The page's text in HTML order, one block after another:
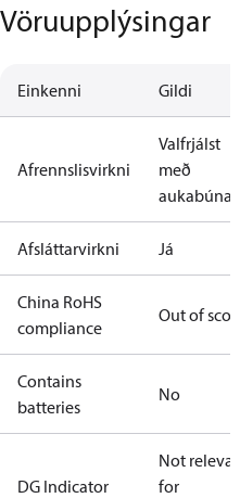
Vöruupplýsingar
Einkenni Gildi
Afrennslisvirkni
Valfrjálst
með
aukabúnaði
Afsláttarvirkni Já
China RoHS
compliance
Out of scope
Contains
batteries
No
DG Indicator
Not relevant
for